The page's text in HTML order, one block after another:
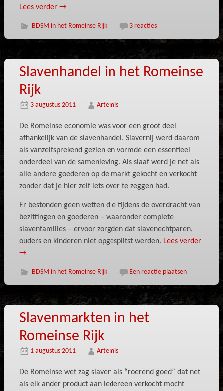
Lees verder →
BDSM in het Romeinse Rijk 3 reacties
Slavenhandel in het Romeinse
Rijk
3 augustus 2011 Artemis
De Romeinse economie was voor een groot deel
afhankelijk van de slavenhandel. Slavernij werd daarom
als vanzelfsprekend gezien en vormde een essentieel
onderdeel van de samenleving. Als slaaf werd je net als
alle andere goederen op de markt gekocht en verkocht
zonder dat je hier zelf iets over te zeggen had.
Er bestonden geen wetten die tijdens de overdracht van
bezittingen en goederen – waaronder complete
slavenfamilies – ervoor zorgden dat slavenechtparen,
ouders en kinderen niet opgesplitst werden. Lees verder
→
BDSM in het Romeinse Rijk Een reactie plaatsen
Slavenmarkten in het
Romeinse Rijk
1 augustus 2011 Artemis
De Romeinse wet zag slaven als “roerend goed” dat net
als elk ander product aan iedereen verkocht mocht